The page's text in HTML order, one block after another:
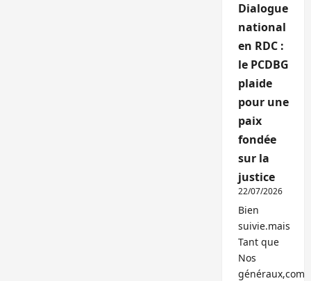
Dialogue
national
en RDC :
le PCDBG
plaide
pour une
paix
fondée
sur la
justice
22/07/2026
Bien
suivie.mais
Tant que
Nos
généraux,com